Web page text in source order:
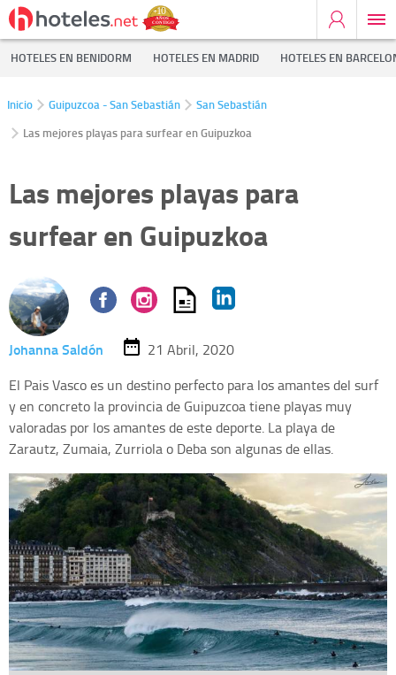
HOTELES EN BENIDORM HOTELES EN MADRID HOTELES EN
Inicio Guipuzcoa - San Sebastián
San Sebastián
Las mejores playas para surfear en Guipuzkoa
Las mejores playas para
surfear en Guipuzkoa
Johanna Saldón
21 Abril, 2020
El Pais Vasco es un destino perfecto para los amantes del surf
y en concreto la provincia de Guipuzcoa tiene playas muy
valoradas por los amantes de este deporte. La playa de
Zarautz, Zumaia, Zurriola o Deba son algunas de ellas.